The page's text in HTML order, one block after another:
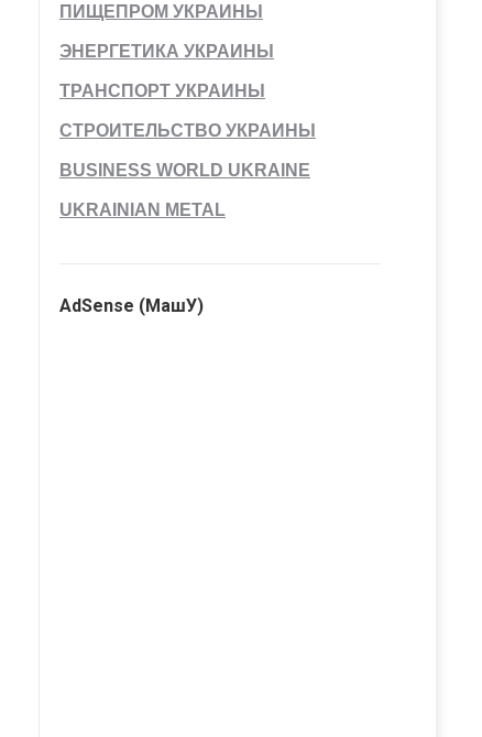
ПИЩЕПРОМ УКРАИНЫ
ЭНЕРГЕТИКА УКРАИНЫ
ТРАНСПОРТ УКРАИНЫ
СТРОИТЕЛЬСТВО УКРАИНЫ
BUSINESS WORLD UKRAINE
UKRAINIAN METAL
AdSense (МашУ)